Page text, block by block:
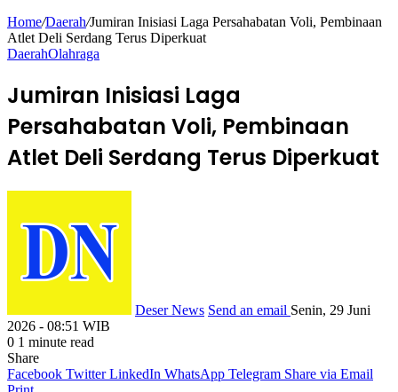
Home/Daerah/Jumiran Inisiasi Laga Persahabatan Voli, Pembinaan
Atlet Deli Serdang Terus Diperkuat
DaerahOlahraga
Jumiran Inisiasi Laga
Persahabatan Voli, Pembinaan
Atlet Deli Serdang Terus Diperkuat
Deser News Send an email Senin, 29 Juni
2026 - 08:51 WIB
0 1 minute read
Share
Facebook Twitter LinkedIn WhatsApp Telegram Share via Email